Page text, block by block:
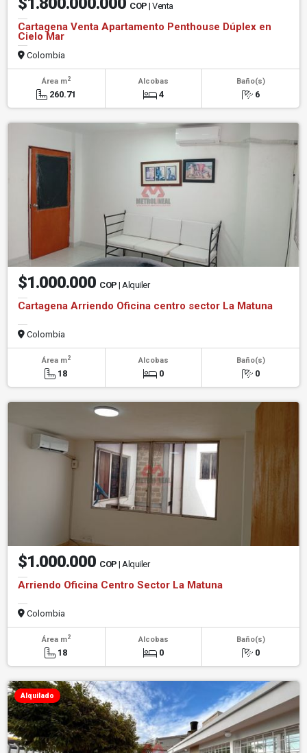
COP | Venta
Cartagena Venta Apartamento Penthouse Dúplex en
Cielo Mar
Colombia
Área m2
260.71
Alcobas
4
Baño(s)
6
$1.000.000 COP | Alquiler
Cartagena Arriendo Oficina centro sector La Matuna
Colombia
Área m2
18
Alcobas
0
Baño(s)
0
$1.000.000 COP | Alquiler
Arriendo Oficina Centro Sector La Matuna
Colombia
Área m2
18
Alcobas
0
Baño(s)
0
Alquilado